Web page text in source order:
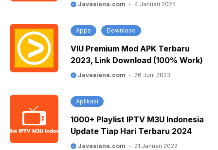
Javasiana.com 4 Januari 2024
Apps Download
VIU Premium Mod APK Terbaru
2023, Link Download (100% Work)
Javasiana.com 26 Juni 2023
Aplikasi
1000+ Playlist IPTV M3U Indonesia
Update Tiap Hari Terbaru 2024
Javasiana.com 21 Januari 2022